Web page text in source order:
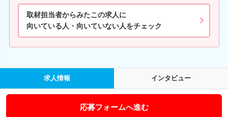
取材担当者からみたこの求人に
向いている人・向いていない人をチェック
求人情報 インタビュー
応募フォームへ進む